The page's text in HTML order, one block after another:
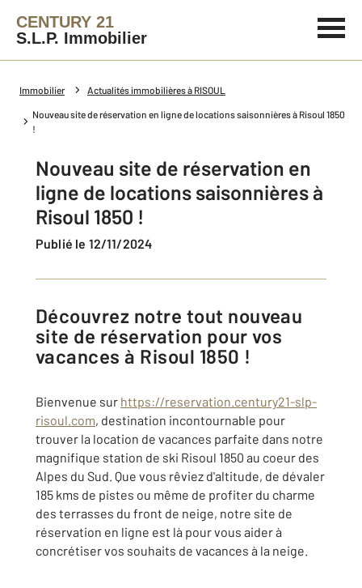
CENTURY 21
S.L.P. Immobilier
Immobilier Actualités immobilières à RISOUL
Nouveau site de réservation en ligne de locations saisonnières à Risoul 1850
!
Nouveau site de réservation en
ligne de locations saisonnières à
Risoul 1850 !
Publié le 12/11/2024
Découvrez notre tout nouveau
site de réservation pour vos
vacances à Risoul 1850 !
Bienvenue sur https://reservation.century21-slp-
risoul.com, destination incontournable pour
trouver la location de vacances parfaite dans notre
magnifique station de ski Risoul 1850 au coeur des
Alpes du Sud. Que vous rêviez d'altitude, de dévaler
185 kms de pistes ou même de profiter du charme
des terrasses du front de neige, notre site de
réservation en ligne est là pour vous aider à
concrétiser vos souhaits de vacances à la neige.